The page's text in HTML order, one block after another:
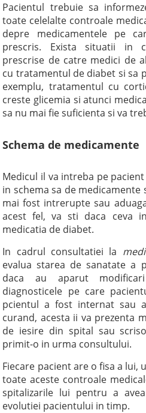
Pacientul trebuie sa
toate celelalte controale
depre medicamentele pe
prescris. Exista situatii in
prescrise de catre medici de
cu tratamentul de diabet si sa
exemplu, tratamentul cu
creste glicemia si atunci
sa nu mai fie suficienta si va
Schema de medicamente
Medicul il va intreba pe
in schema sa de medicamente
mai fost intrerupte sau
acest fel, va sti daca ceva
medicatia de diabet.
In cadrul consultatiei la
evalua starea de sanatate a
daca au aparut
diagnosticele pe care
pcientul a fost internat sau
curand, acesta ii va prezenta
de iesire din spital sau
primit-o in urma consultului.
Fiecare pacient are o fisa a lui,
toate aceste controale
spitalizarile lui pentru a
evolutiei pacientului in timp.